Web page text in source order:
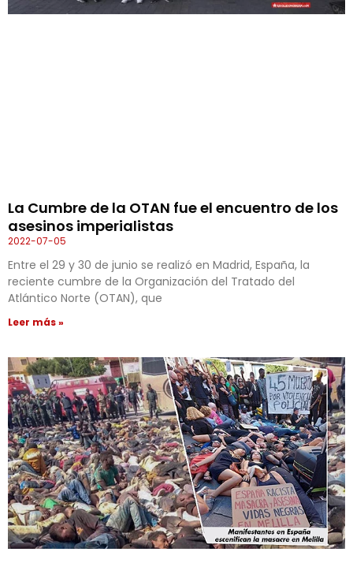
La Cumbre de la OTAN fue el encuentro de los
asesinos imperialistas
2022-07-05
Entre el 29 y 30 de junio se realizó en Madrid, España, la
reciente cumbre de la Organización del Tratado del
Atlántico Norte (OTAN), que
Leer más »